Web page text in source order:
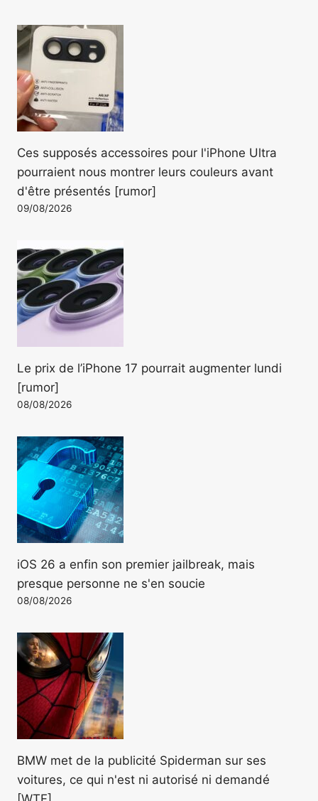
Ces supposés accessoires pour l'iPhone Ultra
pourraient nous montrer leurs couleurs avant
d'être présentés [rumor]
09/08/2026
Le prix de l’iPhone 17 pourrait augmenter lundi
[rumor]
08/08/2026
iOS 26 a enfin son premier jailbreak, mais
presque personne ne s'en soucie
08/08/2026
BMW met de la publicité Spiderman sur ses
voitures, ce qui n'est ni autorisé ni demandé